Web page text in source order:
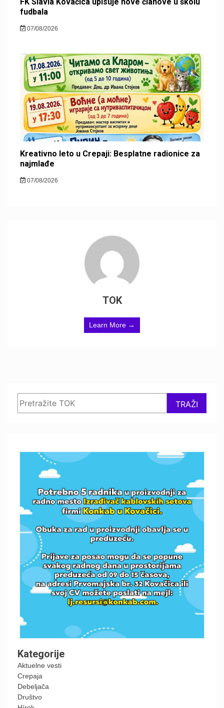
fudbala
07/08/2026
Kreativno leto u Crepaji: Besplatne radionice za
najmlađe
07/08/2026
TOK
Learn More →
TRAŽI
Kategorije
Aktuelne vesti
Crepaja
Debeljača
Društvo